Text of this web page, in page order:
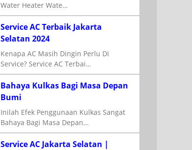
Water Heater Wate…
Service AC Terbaik Jakarta
Selatan 2024
Kenapa AC Masih Dingin Perlu Di
Service? Service AC Terbai…
Bahaya Kulkas Bagi Masa Depan
Bumi
Inilah Efek Penggunaan Kulkas Sangat
Bahaya Bagi Masa Depan…
Service AC Jakarta Selatan |